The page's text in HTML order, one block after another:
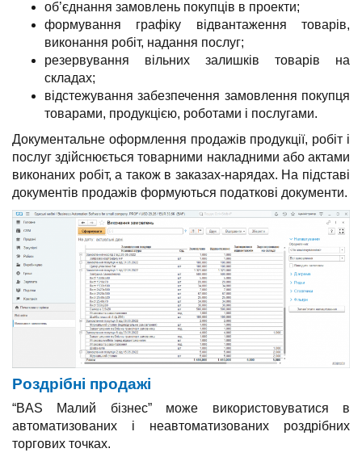
об’єднання замовлень покупців в проекти;
формування графіку відвантаження товарів,
виконання робіт, надання послуг;
резервування вільних залишків товарів на
складах;
відстежування забезпечення замовлення покупця
товарами, продукцією, роботами і послугами.
Документальне оформлення продажів продукції, робіт і
послуг здійснюється товарними накладними або актами
виконаних робіт, а також в заказах-нарядах. На підставі
документів продажів формуються податкові документи.
Роздрібні продажі
“BAS Малий бізнес” може використовуватися в
автоматизованих і неавтоматизованих роздрібних
торгових точках.